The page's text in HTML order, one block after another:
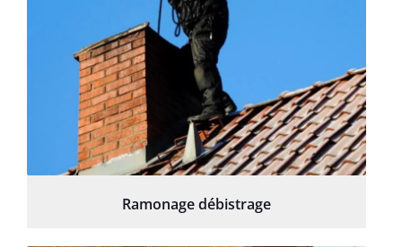
Ramonage débistrage